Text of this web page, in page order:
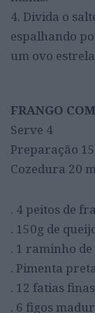
4. Divida o
espalhando
um ovo
FRANGO
Serve 4
Preparação
Cozedura 20
. 4 peitos de
. 150g de
. 1 raminho
. Pimenta
. 12 fatias
. 6 figos